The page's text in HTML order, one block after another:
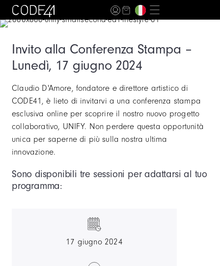
Invito alla Conferenza Stampa –
Lunedì, 17 giugno 2024
Claudio D'Amore, fondatore e direttore artistico di
CODE41, è lieto di invitarvi a una conferenza stampa
esclusiva online per scoprire il nostro nuovo progetto
collaborativo, UNIFY. Non perdere questa opportunità
unica per saperne di più sulla nostra ultima
innovazione.
Sono disponibili tre sessioni per adattarsi al tuo
programma:
17 giugno 2024